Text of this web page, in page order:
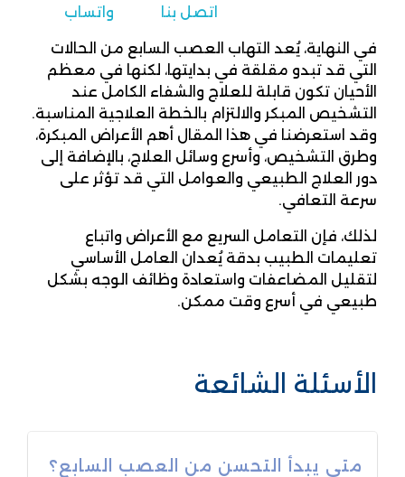
اتصل بنا واتساب
في النهاية، يُعد التهاب العصب السابع من الحالات
التي قد تبدو مقلقة في بدايتها، لكنها في معظم
الأحيان تكون قابلة للعلاج والشفاء الكامل عند
التشخيص المبكر والالتزام بالخطة العلاجية المناسبة.
وقد استعرضنا في هذا المقال أهم الأعراض المبكرة،
وطرق التشخيص، وأسرع وسائل العلاج، بالإضافة إلى
دور العلاج الطبيعي والعوامل التي قد تؤثر على
سرعة التعافي.
لذلك، فإن التعامل السريع مع الأعراض واتباع
تعليمات الطبيب بدقة يُعدان العامل الأساسي
لتقليل المضاعفات واستعادة وظائف الوجه بشكل
طبيعي في أسرع وقت ممكن.
الأسئلة الشائعة
متى يبدأ التحسن من العصب السابع؟